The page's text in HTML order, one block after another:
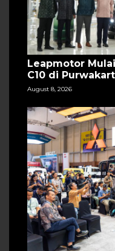
Leapmotor
C10 di
August 8, 2026